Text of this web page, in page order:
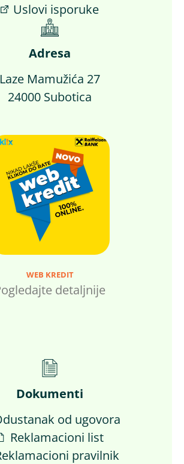
Uslovi isporuke
Adresa
Laze Mamužića 27
24000 Subotica
WEB KREDIT
detaljnije
Dokumenti
od ugovora
Reklamacioni list
pravilnik